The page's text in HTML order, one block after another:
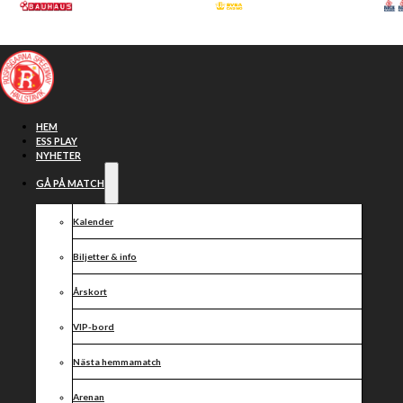
Hoppa till huvudinnehåll
HEM
ESS PLAY
NYHETER
GÅ PÅ MATCH
Kalender
Biljetter & info
Årskort
VIP-bord
Nästa hemmamatch
Arenan
Stort Grattis